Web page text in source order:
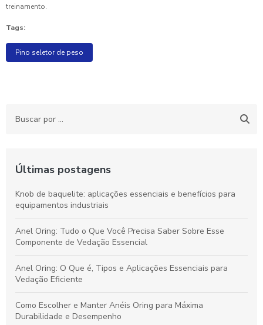
treinamento.
Tags:
Pino seletor de peso
Últimas postagens
Knob de baquelite: aplicações essenciais e benefícios para
equipamentos industriais
Anel Oring: Tudo o Que Você Precisa Saber Sobre Esse
Componente de Vedação Essencial
Anel Oring: O Que é, Tipos e Aplicações Essenciais para
Vedação Eficiente
Como Escolher e Manter Anéis Oring para Máxima
Durabilidade e Desempenho